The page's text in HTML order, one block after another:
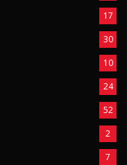
17
30
10
24
52
2
7